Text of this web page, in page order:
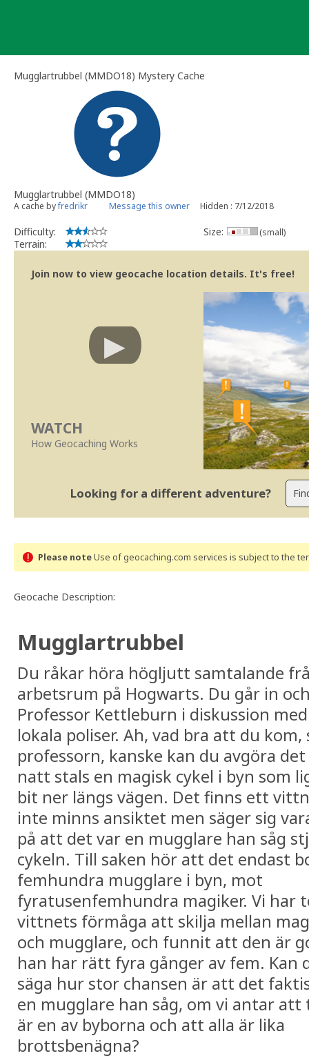
Mugglartrubbel (MMDO18) Mystery Cache
Mugglartrubbel (MMDO18)
A cache byfredrikr Message this owner Hidden : 7/12/2018
Difficulty:
Terrain:
Size: (small)
Join now to view geocache location details. It's free!
WATCH
How Geocaching Works
Looking for a different adventure?
Please noteUse of geocaching.com services is subject to the
Geocache Description:
Mugglartrubbel
Du råkar höra högljutt samtalande
arbetsrum på Hogwarts. Du går in
Professor Kettleburn i diskussion
lokala poliser. Ah, vad bra att du kom,
professorn, kanske kan du avgöra det
natt stals en magisk cykel i byn som
bit ner längs vägen. Det finns ett
inte minns ansiktet men säger sig
på att det var en mugglare han såg
cykeln. Till saken hör att det endast
femhundra mugglare i byn, mot
fyratusenfemhundra magiker. Vi har
vittnets förmåga att skilja mellan
och mugglare, och funnit att den är
han har rätt fyra gånger av fem. Kan
säga hur stor chansen är att det
en mugglare han såg, om vi antar att
är en av byborna och att alla är lika
brottsbenägna?